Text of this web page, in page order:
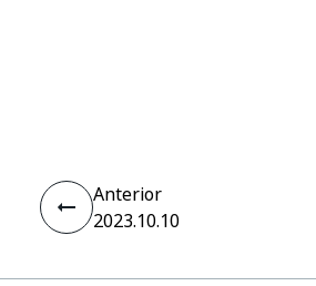
Anterior
2023.10.10